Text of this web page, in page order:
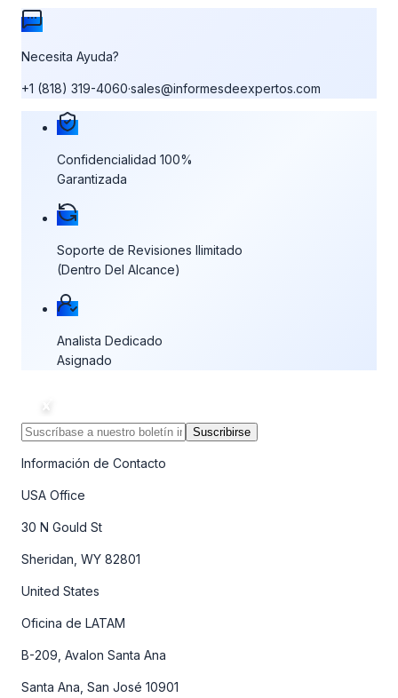
Necesita Ayuda?
+1 (818) 319-4060·sales@informesdeexpertos.com
Nuestras garantías de compra
Confidencialidad 100%
Garantizada
Soporte de Revisiones Ilimitado
(Dentro Del Alcance)
Analista Dedicado
Asignado
Suscribirse
Información de Contacto
USA Office
30 N Gould St
Sheridan, WY 82801
United States
Oficina de LATAM
B-209, Avalon Santa Ana
Santa Ana, San José 10901